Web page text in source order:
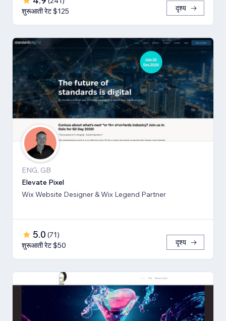
शुरूआती रेट $125
दृश्य
ENG, GB
Elevate Pixel
Wix Website Designer & Wix Legend Partner
5.0 (71)
शुरूआती रेट $50
दृश्य